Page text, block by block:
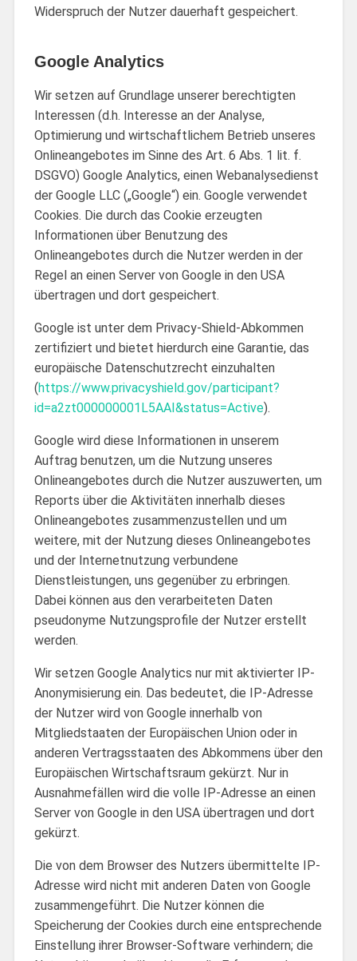
Widerspruch der Nutzer dauerhaft gespeichert.
Google Analytics
Wir setzen auf Grundlage unserer berechtigten
Interessen (d.h. Interesse an der Analyse,
Optimierung und wirtschaftlichem Betrieb unseres
Onlineangebotes im Sinne des Art. 6 Abs. 1 lit. f.
DSGVO) Google Analytics, einen Webanalysedienst
der Google LLC („Google“) ein. Google verwendet
Cookies. Die durch das Cookie erzeugten
Informationen über Benutzung des
Onlineangebotes durch die Nutzer werden in der
Regel an einen Server von Google in den USA
übertragen und dort gespeichert.
Google ist unter dem Privacy-Shield-Abkommen
zertifiziert und bietet hierdurch eine Garantie, das
europäische Datenschutzrecht einzuhalten
(https://www.privacyshield.gov/participant?
id=a2zt000000001L5AAI&status=Active).
Google wird diese Informationen in unserem
Auftrag benutzen, um die Nutzung unseres
Onlineangebotes durch die Nutzer auszuwerten, um
Reports über die Aktivitäten innerhalb dieses
Onlineangebotes zusammenzustellen und um
weitere, mit der Nutzung dieses Onlineangebotes
und der Internetnutzung verbundene
Dienstleistungen, uns gegenüber zu erbringen.
Dabei können aus den verarbeiteten Daten
pseudonyme Nutzungsprofile der Nutzer erstellt
werden.
Wir setzen Google Analytics nur mit aktivierter IP-
Anonymisierung ein. Das bedeutet, die IP-Adresse
der Nutzer wird von Google innerhalb von
Mitgliedstaaten der Europäischen Union oder in
anderen Vertragsstaaten des Abkommens über den
Europäischen Wirtschaftsraum gekürzt. Nur in
Ausnahmefällen wird die volle IP-Adresse an einen
Server von Google in den USA übertragen und dort
gekürzt.
Die von dem Browser des Nutzers übermittelte IP-
Adresse wird nicht mit anderen Daten von Google
zusammengeführt. Die Nutzer können die
Speicherung der Cookies durch eine entsprechende
Einstellung ihrer Browser-Software verhindern; die